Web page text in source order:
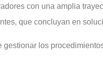
con una amplia
que concluyan en
gestionar los